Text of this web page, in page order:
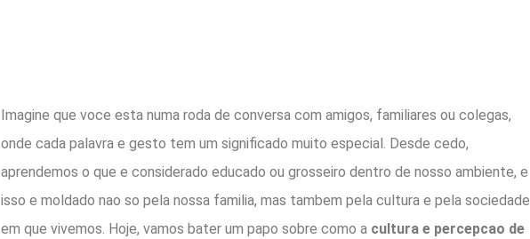
Imagine que voce esta numa roda de conversa com amigos, familiares ou colegas,
onde cada palavra e gesto tem um significado muito especial. Desde cedo,
aprendemos o que e considerado educado ou grosseiro dentro de nosso ambiente, e
isso e moldado nao so pela nossa familia, mas tambem pela cultura e pela sociedade
em que vivemos. Hoje, vamos bater um papo sobre como a cultura e percepcao de